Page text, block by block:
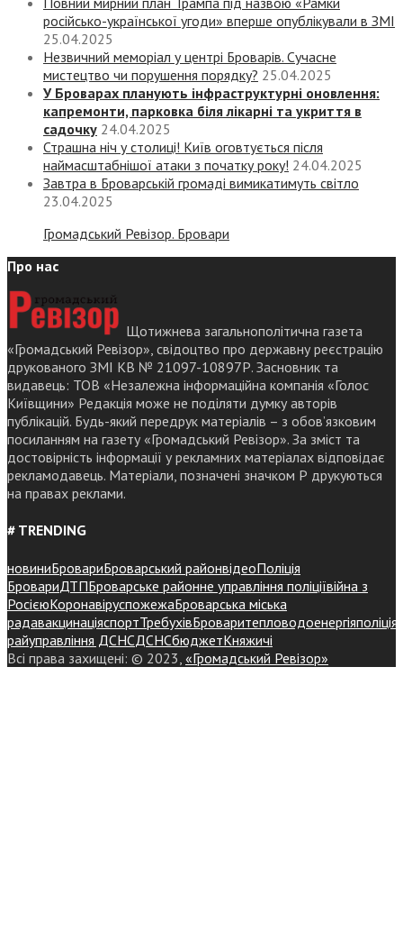
російсько-української угоди» вперше опублікували в ЗМІ
25.04.2025
Незвичний меморіал у центрі Броварів. Сучасне
мистецтво чи порушення порядку? 25.04.2025
У Броварах планують інфраструктурні оновлення:
капремонти, парковка біля лікарні та укриття в
садочку 24.04.2025
Страшна ніч у столиці! Київ оговтується після
наймасштабнішої атаки з початку року! 24.04.2025
Завтра в Броварській громаді вимикатимуть світло
23.04.2025
Громадський Ревізор. Бровари
Про нас
Щотижнева загальнополітична газета
«Громадський Ревізор», свідоцтво про державну реєстрацію
друкованого ЗМІ КВ № 21097-10897Р. Засновник та
видавець: ТОВ «Незалежна інформаційна компанія «Голос
Київщини» Редакція може не поділяти думку авторів
публікацій. Будь-який передрук матеріалів – з обов’язковим
посиланням на газету «Громадський Ревізор». За зміст та
достовірність інформації у рекламних матеріалах відповідає
рекламодавець. Матеріали, позначені значком Р друкуються
на правах реклами.
# TRENDING
новиниБровариБроварський районвідеоПоліція
БровариДТПБроварське районне управління поліціївійна з
РосієюКоронавіруспожежаБроварська міська
радавакцинаціяспортТребухівБроваритепловодоенергіяполіція
райуправління ДСНСДСНСбюджетКняжичі
Всі права захищені: © 2023, «Громадський Ревізор»